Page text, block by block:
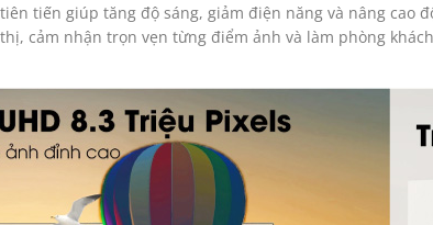
tiên tiến giúp tăng độ sáng, giảm điện năng và nâng cao
cảm nhận trọn vẹn từng điểm ảnh và làm phòng